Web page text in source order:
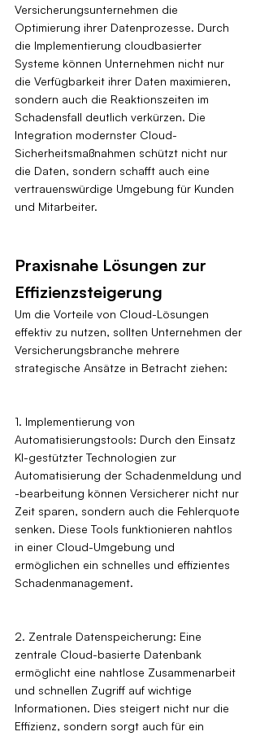
Versicherungsunternehmen die
Optimierung ihrer Datenprozesse. Durch
die Implementierung cloudbasierter
Systeme können Unternehmen nicht nur
die Verfügbarkeit ihrer Daten maximieren,
sondern auch die Reaktionszeiten im
Schadensfall deutlich verkürzen. Die
Integration modernster Cloud-
Sicherheitsmaßnahmen schützt nicht nur
die Daten, sondern schafft auch eine
vertrauenswürdige Umgebung für Kunden
und Mitarbeiter.
Praxisnahe Lösungen zur
Effizienzsteigerung
Um die Vorteile von Cloud-Lösungen
effektiv zu nutzen, sollten Unternehmen der
Versicherungsbranche mehrere
strategische Ansätze in Betracht ziehen:
1. Implementierung von
Automatisierungstools: Durch den Einsatz
KI-gestützter Technologien zur
Automatisierung der Schadenmeldung und
-bearbeitung können Versicherer nicht nur
Zeit sparen, sondern auch die Fehlerquote
senken. Diese Tools funktionieren nahtlos
in einer Cloud-Umgebung und
ermöglichen ein schnelles und effizientes
Schadenmanagement.
2. Zentrale Datenspeicherung: Eine
zentrale Cloud-basierte Datenbank
ermöglicht eine nahtlose Zusammenarbeit
und schnellen Zugriff auf wichtige
Informationen. Dies steigert nicht nur die
Effizienz, sondern sorgt auch für ein